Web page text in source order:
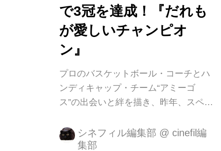
で3冠を達成！『だれも
が愛しいチャンピオ
ン』
プロのバスケットボール・コーチとハ
ンディキャップ・チーム“アミーゴ
ス”の出会いと絆を描き、昨年、スペイ
で作品賞を含む3部門を制した
『CHAMPIONS』。国内で大ヒットを
シネフィル編集部 @ cinefil編
集部